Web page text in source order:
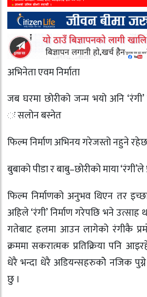
अभिनेता एवम निर्माता
जब घरमा छोरीको जन्म भयो अनि
ः सलोन बस्नेत
फिल्म निर्माण अभिनय गरेजस्तो नहुने
बुबाको पीडा र बाबु–छोरीको माया
फिल्म निर्माणको अनुभव थिएन तर
अहिले ‘रंगी’ निर्माण गरेपछि भने
गतेबाट हलमा आउन लागेको रंगीकै
क्रममा सकरात्मक प्रतिक्रिया पनि
धेरै भन्दा धेरै अडियन्सहरुकोे नजिक
छु ।